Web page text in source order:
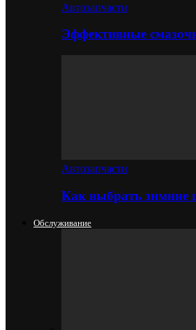
Автозапчасти
Эффективные
Автозапчасти
Как выбрать зимние
Обслуживание